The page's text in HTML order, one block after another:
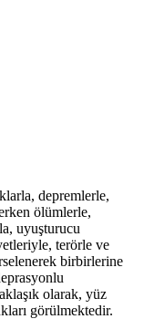
depremlerle,
ölümlerle,
uyuşturucu
terörle ve
birbirlerine
olarak, yüz
görülmektedir.